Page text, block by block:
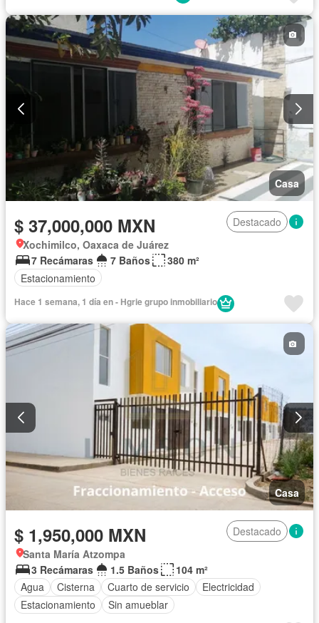
Casa
$ 37,000,000 MXN
Destacado
Xochimilco, Oaxaca de Juárez
7 Recámaras
7 Baños
380 m²
Estacionamiento
Hace 1 semana, 1 día en - Hgrie grupo inmobiliario
Casa
$ 1,950,000 MXN
Destacado
Santa María Atzompa
3 Recámaras
1.5 Baños
104 m²
Agua
Cisterna Cuarto de servicio
Electricidad
Estacionamiento
Sin amueblar